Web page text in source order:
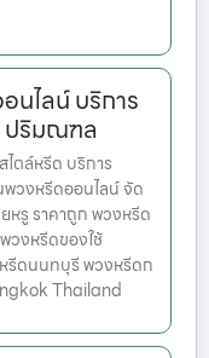
นไลน์ บริการ
ปริมณฑล
ตล์หรีด บริการ
วงหรีดออนไลน์ จัด
หรู ราคาถูก พวงหรีด
วงหรีดของใช้
รีดนนทบุรี พวงหรีดก
Thailand